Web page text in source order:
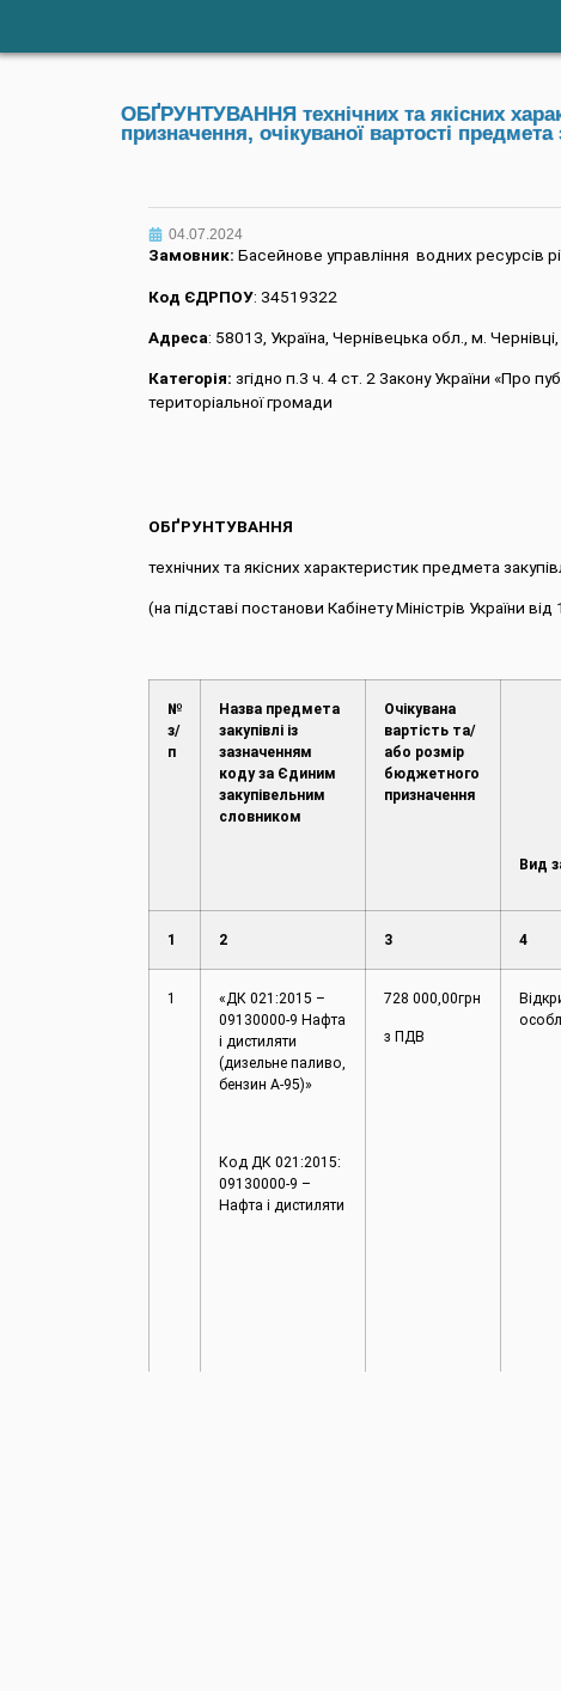
ОБҐРУНТУВАННЯ технічних та якісних
призначення, очікуваної вартості предмета
04.07.2024
Замовник: Басейнове управління водних ресурсів
Код ЄДРПОУ: 34519322
Адреса: 58013, Україна, Чернівецька обл., м.
Категорія: згідно п.3 ч. 4 ст. 2 Закону України «Про
територіальної громади
ОБҐРУНТУВАННЯ
технічних та якісних характеристик предмета
(на підставі постанови Кабінету Міністрів
№
з/
п
Назва предмета
закупівлі із
зазначенням
коду за Єдиним
закупівельним
словником
Очікувана
вартість та/
або розмір
бюджетного
призначення
Вид
1 2 3 4
1
«ДК 021:2015 –
09130000-9 Нафта
і дистиляти
(дизельне паливо,
бензин А-95)»
Код ДК 021:2015:
09130000-9 –
Нафта і дистиляти
728 000,00грн
з ПДВ